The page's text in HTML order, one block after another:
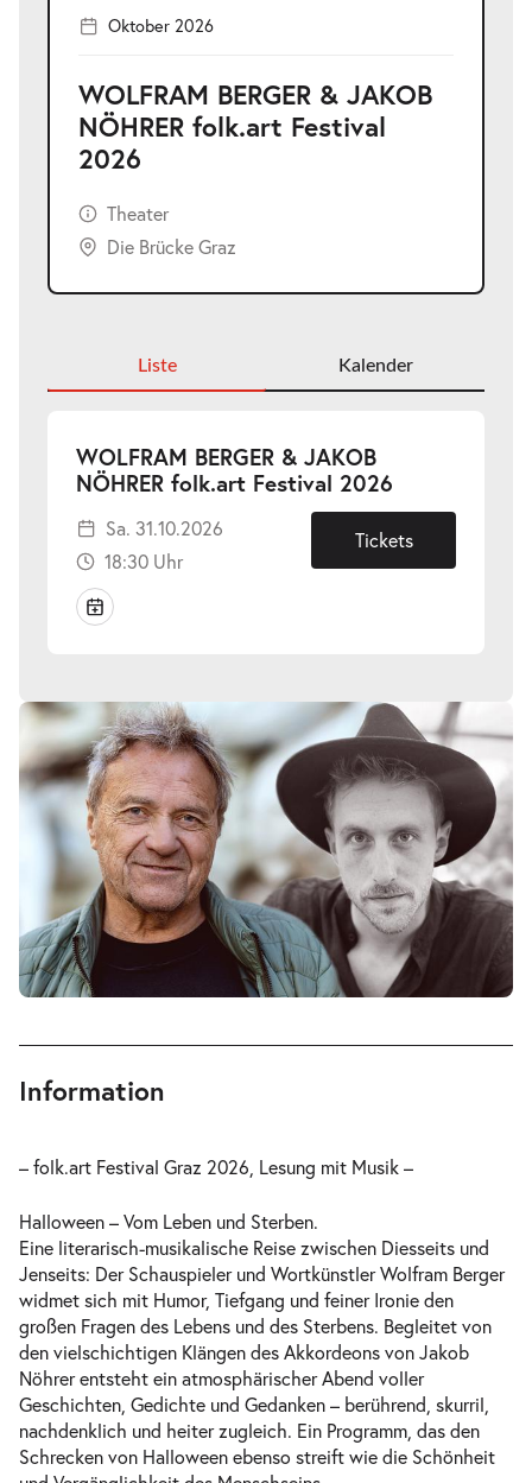
Oktober 2026
WOLFRAM BERGER & JAKOB
NÖHRER folk.art Festival
2026
Theater
Die Brücke Graz
Liste Kalender
WOLFRAM BERGER & JAKOB
NÖHRER folk.art Festival 2026
Sa.
31.10.2026
Sa. 31.10.2026
18:30 Uhr
Tickets
Information
– folk.art Festival Graz 2026, Lesung mit Musik –
Halloween – Vom Leben und Sterben.
Eine literarisch-musikalische Reise zwischen Diesseits und
Jenseits: Der Schauspieler und Wortkünstler Wolfram Berger
widmet sich mit Humor, Tiefgang und feiner Ironie den
großen Fragen des Lebens und des Sterbens. Begleitet von
den vielschichtigen Klängen des Akkordeons von Jakob
Nöhrer entsteht ein atmosphärischer Abend voller
Geschichten, Gedichte und Gedanken – berührend, skurril,
nachdenklich und heiter zugleich. Ein Programm, das den
Schrecken von Halloween ebenso streift wie die Schönheit